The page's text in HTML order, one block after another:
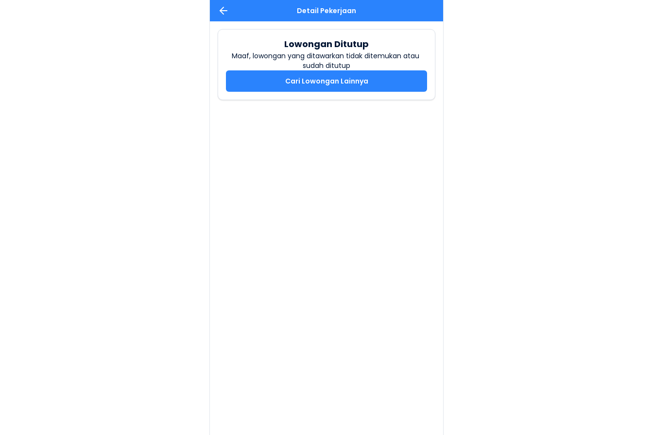
Detail Pekerjaan
Lowongan Ditutup
Maaf, lowongan yang ditawarkan tidak ditemukan atau
sudah ditutup
Cari Lowongan Lainnya